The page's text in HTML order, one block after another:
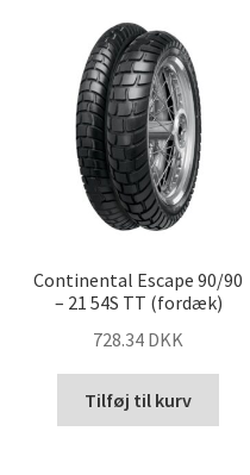
Continental Escape 90/90
– 21 54S TT (fordæk)
728.34 DKK
Tilføj til kurv